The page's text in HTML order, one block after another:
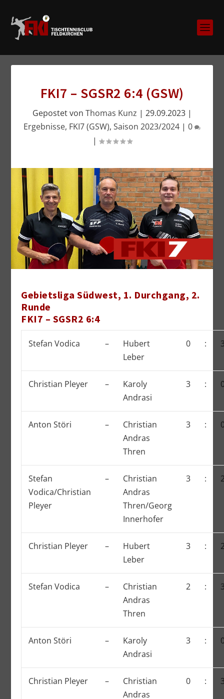
FKI7 – SGSR2 6:4 (GSW)
Gepostet von Thomas Kunz | 29.09.2023|
Ergebnisse, FKI7 (GSW), Saison 2023/2024 | 0
|
Gebietsliga Südwest, 1. Durchgang, 2.
Runde
FKI7 – SGSR2 6:4
Stefan Vodica –
Hubert
Leber
0 :
Christian Pleyer –
Karoly
Andrasi
3 :
Anton Störi –
Christian
Andras
Thren
3 :
Stefan
Vodica/Christian
Pleyer
–
Christian
Andras
Thren/Georg
Innerhofer
3 :
Christian Pleyer –
Hubert
Leber
3 :
Stefan Vodica –
Christian
Andras
Thren
2 :
Anton Störi –
Karoly
Andrasi
3 :
Christian Pleyer –
Christian
Andras
0 :